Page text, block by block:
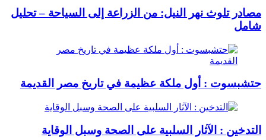
مصادر تلوث نهر النيل: من الزراعة إلى السياحة – تحليل
شامل
حتشبسوت : أول ملكة عظيمة في تاريخ مصر القديمة
التدخين : الآثار السلبية على الصحة وسبل الوقاية